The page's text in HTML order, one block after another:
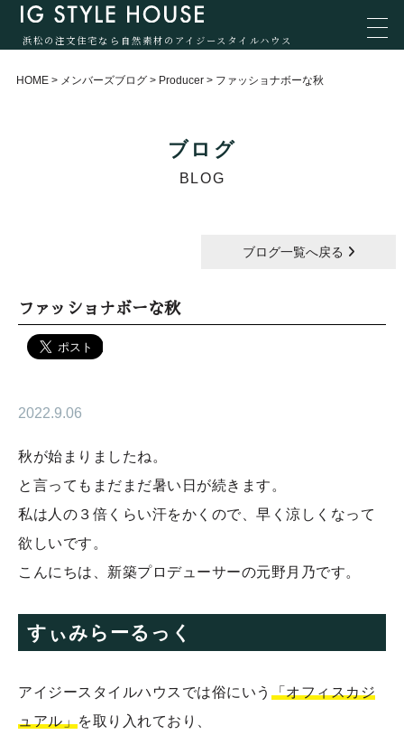
浜松の注文住宅なら自然素材のアイジースタイルハウス
HOME > メンバーズブログ > Producer > ファッショナボーな秋
ブログ
BLOG
ブログ一覧へ戻る
ファッショナボーな秋
2022.9.06
秋が始まりましたね。
と言ってもまだまだ暑い日が続きます。
私は人の３倍くらい汗をかくので、早く涼しくなって
欲しいです。
こんにちは、新築プロデューサーの元野月乃です。
すぃみらーるっく
アイジースタイルハウスでは俗にいう 「オフィスカジ
ュアル」を取り入れており、